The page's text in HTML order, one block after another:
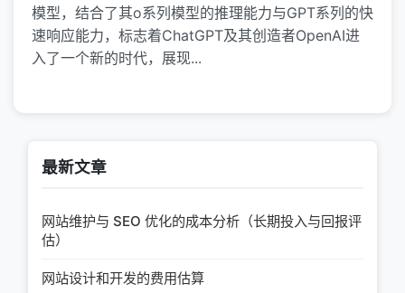
模型，结合了其o系列模型的推理能力与GPT系列的快
速响应能力，标志着ChatGPT及其创造者OpenAI进
入了一个新的时代，展现...
最新文章
网站维护与 SEO 优化的成本分析（长期投入与回报评
估）
网站设计和开发的费用估算